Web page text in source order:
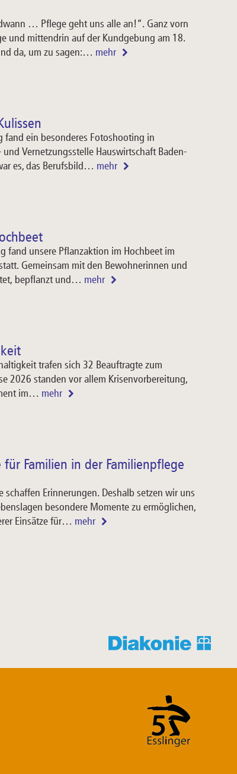
… Pflege geht uns alle an!“. Ganz vorn
und mittendrin auf der Kundgebung am 18.
da, um zu sagen:… mehr
fand ein besonderes Fotoshooting in
Vernetzungsstelle Hauswirtschaft Baden-
es, das Berufsbild… mehr
fand unsere Pflanzaktion im Hochbeet im
Gemeinsam mit den Bewohnerinnen und
bepflanzt und… mehr
trafen sich 32 Beauftragte zum
2026 standen vor allem Krisenvorbereitung,
im… mehr
Familien in der Familienpflege
schaffen Erinnerungen. Deshalb setzen wir uns
besondere Momente zu ermöglichen,
Einsätze für… mehr